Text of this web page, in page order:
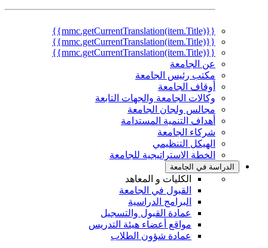
{{mmc.getCurrentTranslation(item.Title)}}
{{mmc.getCurrentTranslation(item.Title)}}
{{mmc.getCurrentTranslation(item.Title)}}
عن الجامعة
مكتب رئيس الجامعة
أوقاف الجامعة
وكالات الجامعة والجهات التابعة
مجالس ولجان الجامعة
أهداف التنمية المستدامة
شركاء الجامعة
الهيكل التنظيمي
الخطة الاستراتيجية للجامعة
الدراسة في الجامعة
الكليات و المعاهد
القبول في الجامعة
البرامج الدراسية
عمادة القبول والتسجيل
مواقع أعضاء هيئة التدريس
عمادة شؤون الطلاب